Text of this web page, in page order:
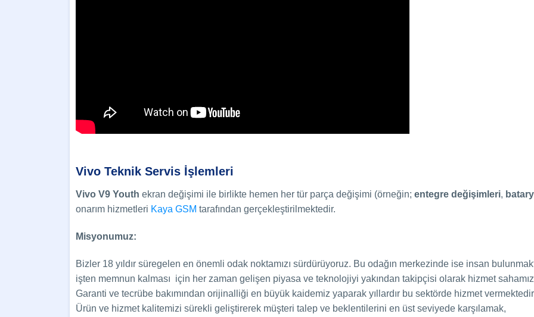
Vivo Teknik Servis İşlemleri
Vivo V9 Youth ekran değişimi ile birlikte hemen her tür parça değişimi (örneğin; entegre değişimleri,
onarım hizmetleri Kaya GSM tarafından gerçekleştirilmektedir.
Misyonumuz:
Bizler 18 yıldır süregelen en önemli odak noktamızı sürdürüyoruz. Bu odağın merkezinde ise insan
işten memnun kalması için her zaman gelişen piyasa ve teknolojiyi yakından takipçisi olarak hizmet
Garanti ve tecrübe bakımından orijinalliği en büyük kaidemiz yaparak yıllardır bu sektörde hizmet
Ürün ve hizmet kalitemizi sürekli geliştirerek müşteri talep ve beklentilerini en üst seviyede karşılamak,